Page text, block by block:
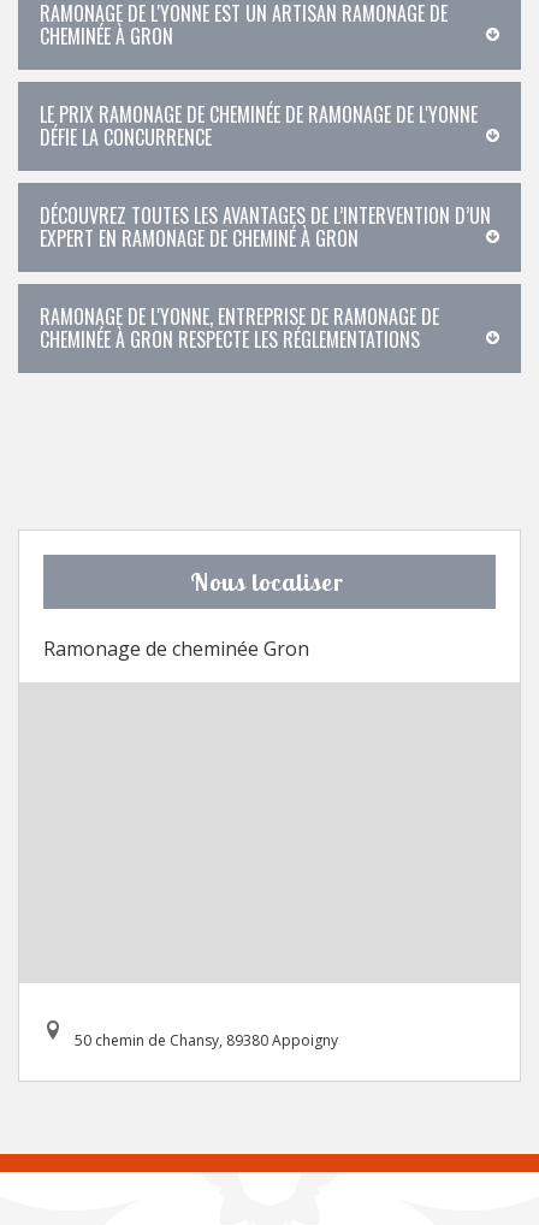
RAMONAGE DE L'YONNE EST UN ARTISAN RAMONAGE DE
CHEMINÉE À GRON
LE PRIX RAMONAGE DE CHEMINÉE DE RAMONAGE DE L'YONNE
DÉFIE LA CONCURRENCE
DÉCOUVREZ TOUTES LES AVANTAGES DE L’INTERVENTION D’UN
EXPERT EN RAMONAGE DE CHEMINÉ À GRON
RAMONAGE DE L'YONNE, ENTREPRISE DE RAMONAGE DE
CHEMINÉE À GRON RESPECTE LES RÉGLEMENTATIONS
Nous localiser
Ramonage de cheminée Gron
50 chemin de Chansy, 89380 Appoigny